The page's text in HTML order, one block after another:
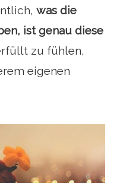
was die
ist genau diese
zu fühlen,
eigenen